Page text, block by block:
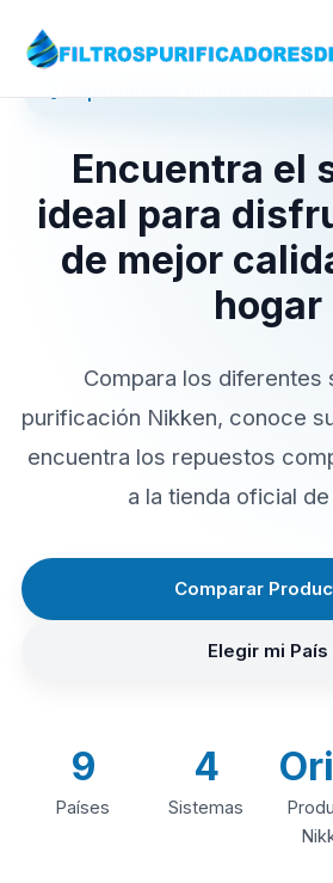
Encuentra el
ideal para
de mejor
hogar
Compara los diferentes
purificación Nikken, conoce
encuentra los repuestos
a la tienda oficial
Comparar
Elegir mi País
9
Países
4
Sistemas